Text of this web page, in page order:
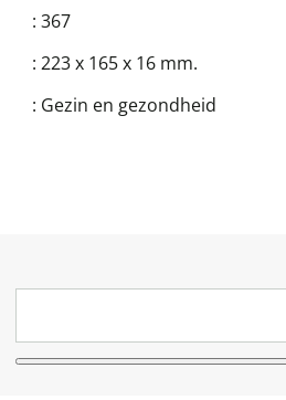
: 367
: 223 x 165 x 16 mm.
: Gezin en gezondheid